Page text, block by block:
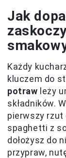
Jak
Każdy
kluczem do
potraw leży
składników.
pierwszy rzut
spaghetti z
dołożysz do
przypraw,